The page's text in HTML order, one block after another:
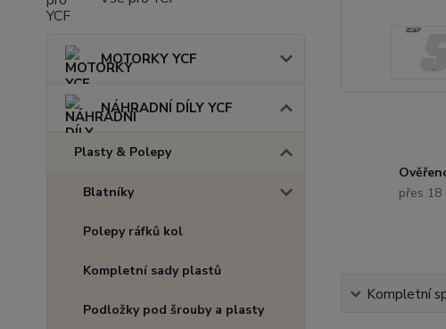
MOTORKY YCF
NÁHRADNÍ DÍLY YCF
Plasty & Polepy
Blatníky
Polepy ráfků kol
Kompletní sady plastů
Podložky pod šrouby a plasty
přes 18
Kompletní